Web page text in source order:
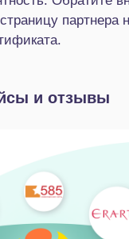
партнера
и отзывы